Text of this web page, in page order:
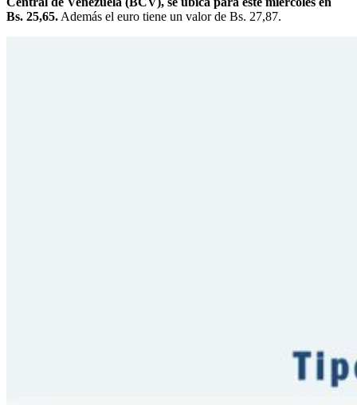
Bs. 25,65. Además el euro tiene un valor de Bs. 27,87.